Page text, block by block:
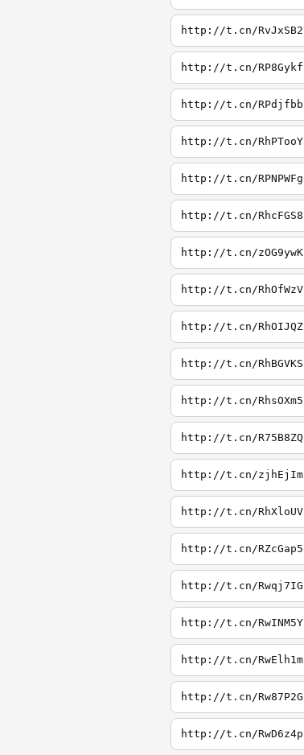
http://t.cn/RvJxSB2
http://t.cn/RP8Gykf
http://t.cn/RPdjfbb
http://t.cn/RhPTooY
http://t.cn/RPNPWFg
http://t.cn/RhcFGS8
http://t.cn/zOG9ywK
http://t.cn/RhOfWzV
http://t.cn/RhOIJQZ
http://t.cn/RhBGVKS
http://t.cn/RhsOXm5
http://t.cn/R75B8ZQ
http://t.cn/zjhEjIm
http://t.cn/RhXloUV
http://t.cn/RZcGap5
http://t.cn/Rwqj7IG
http://t.cn/RwINM5Y
http://t.cn/RwElh1m
http://t.cn/Rw87P2G
http://t.cn/RwD6z4p